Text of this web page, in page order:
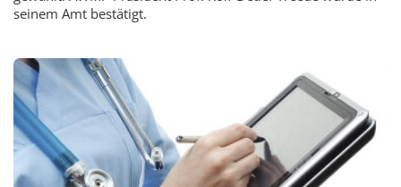
seinem Amt bestätigt.